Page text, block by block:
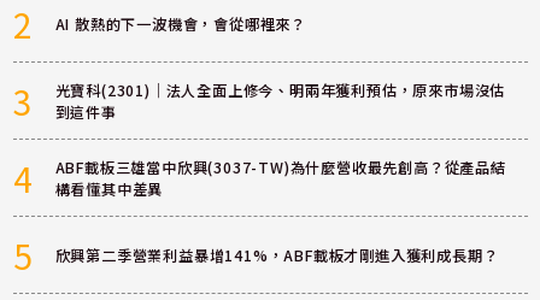
2 AI 散熱的下一波機會，會從哪裡來？
3
光寶科(2301)｜法人全面上修今、明兩年獲利預估，原來市場沒估
到這件事
4
ABF載板三雄當中欣興(3037-TW)為什麼營收最先創高？從產品結
構看懂其中差異
5 欣興第二季營業利益暴增141%，ABF載板才剛進入獲利成長期？